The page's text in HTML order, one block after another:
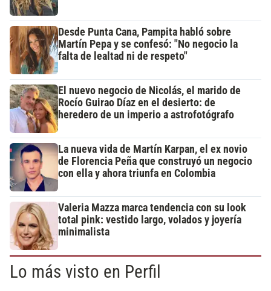
Desde Punta Cana, Pampita habló sobre
Martín Pepa y se confesó: "No negocio la
falta de lealtad ni de respeto"
El nuevo negocio de Nicolás, el marido de
Rocío Guirao Díaz en el desierto: de
heredero de un imperio a astrofotógrafo
La nueva vida de Martín Karpan, el ex novio
de Florencia Peña que construyó un negocio
con ella y ahora triunfa en Colombia
Valeria Mazza marca tendencia con su look
total pink: vestido largo, volados y joyería
minimalista
Lo más visto en Perfil